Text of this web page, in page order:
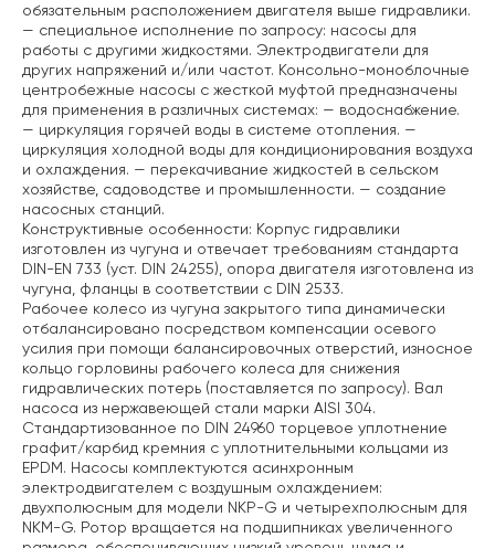
обязательным расположением двигателя выше гидравлики.
— специальное исполнение по запросу: насосы для
работы с другими жидкостями. Электродвигатели для
других напряжений и/или частот. Консольно-моноблочные
центробежные насосы с жесткой муфтой предназначены
для применения в различных системах: — водоснабжение.
— циркуляция горячей воды в системе отопления. —
циркуляция холодной воды для кондиционирования воздуха
и охлаждения. — перекачивание жидкостей в сельском
хозяйстве, садоводстве и промышленности. — создание
насосных станций.
Конструктивные особенности: Корпус гидравлики
изготовлен из чугуна и отвечает требованиям стандарта
DIN-EN 733 (уст. DIN 24255), опора двигателя изготовлена из
чугуна, фланцы в соответствии с DIN 2533.
Рабочее колесо из чугуна закрытого типа динамически
отбалансировано посредством компенсации осевого
усилия при помощи балансировочных отверстий, износное
кольцо горловины рабочего колеса для снижения
гидравлических потерь (поставляется по запросу). Вал
насоса из нержавеющей стали марки AISI 304.
Стандартизованное по DIN 24960 торцевое уплотнение
графит/карбид кремния с уплотнительными кольцами из
EPDM. Насосы комплектуются асинхронным
электродвигателем с воздушным охлаждением:
двухполюсным для модели NKP-G и четырехполюсным для
NKM-G. Ротор вращается на подшипниках увеличенного